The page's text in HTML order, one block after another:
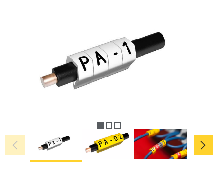
chevron_left chevron_right